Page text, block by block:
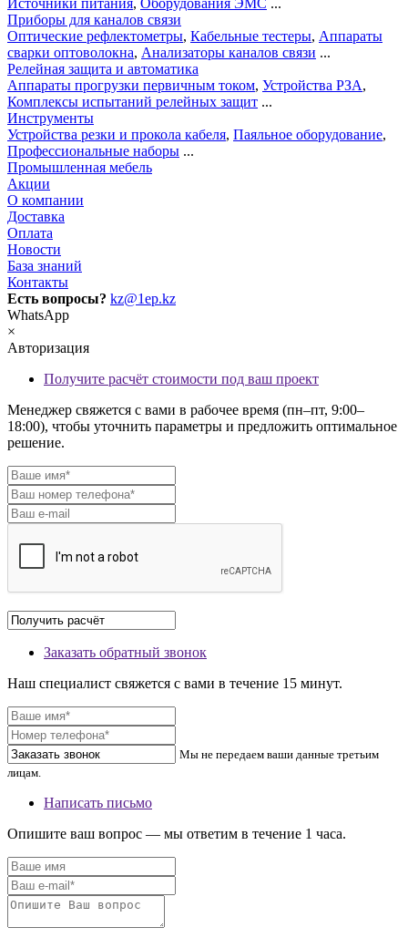
Источники питания, Оборудования ЭМС ...
Приборы для каналов связи
Оптические рефлектометры, Кабельные тестеры, Аппараты
сварки оптоволокна, Анализаторы каналов связи ...
Релейная защита и автоматика
Аппараты прогрузки первичным током, Устройства РЗА,
Комплексы испытаний релейных защит ...
Инструменты
Устройства резки и прокола кабеля, Паяльное оборудование,
Профессиональные наборы ...
Промышленная мебель
Акции
О компании
Доставка
Оплата
Новости
База знаний
Контакты
Есть вопросы? kz@1ep.kz
WhatsApp
×
Авторизация
Получите расчёт стоимости под ваш проект
Менеджер свяжется с вами в рабочее время (пн–пт, 9:00–
18:00), чтобы уточнить параметры и предложить оптимальное
решение.
Заказать обратный звонок
Наш специалист свяжется с вами в течение 15 минут.
Мы не передаем ваши данные третьим
лицам.
Написать письмо
Опишите ваш вопрос — мы ответим в течение 1 часа.